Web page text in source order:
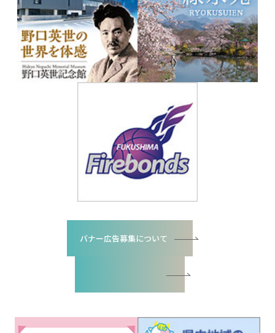
バナー広告募集について